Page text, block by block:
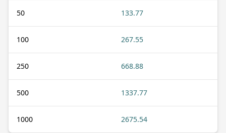
50 133.77
100 267.55
250 668.88
500 1337.77
1000 2675.54